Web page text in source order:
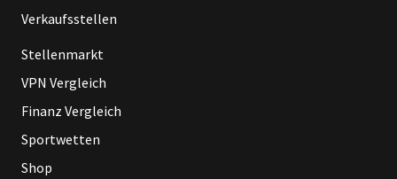
Verkaufsstellen
Stellenmarkt
VPN Vergleich
Finanz Vergleich
Sportwetten
Shop